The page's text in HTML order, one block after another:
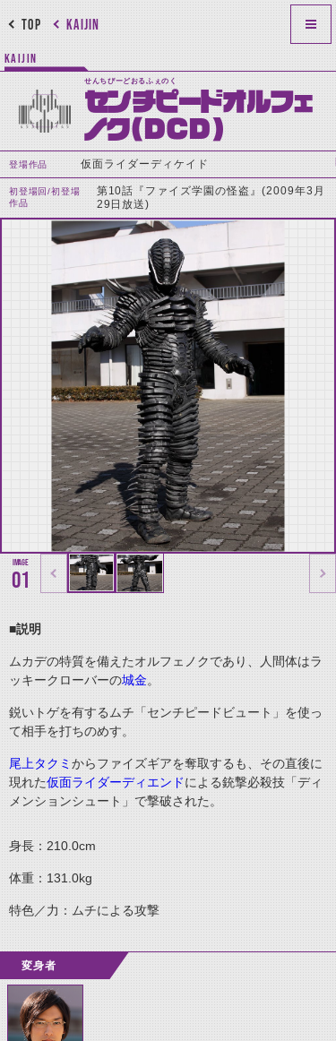
KAIJIN
TOP
KAIJIN
せんちぴーどおるふぇのく
センチピードオルフェ
ノク(DCD)
登場作品 仮面ライダーディケイド
初登場回/初登場
作品
第10話『ファイズ学園の怪盗』(2009年3月
29日放送)
01
■説明
ムカデの特質を備えたオルフェノクであり、人間体はラ
ッキークローバーの城金。
鋭いトゲを有するムチ「センチピードビュート」を使っ
て相手を打ちのめす。
尾上タクミ からファイズギアを奪取するも、その直後に
現れた仮面ライダーディエンドによる銃撃必殺技「ディ
メンションシュート」で撃破された。
身長： 210.0cm
体重： 131.0kg
特色／力：ムチによる攻撃
変身者